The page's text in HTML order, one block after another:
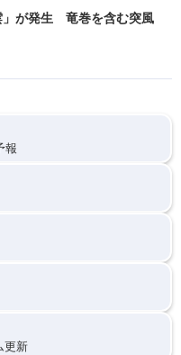
」が発生 竜巻を含む突風
報
更新